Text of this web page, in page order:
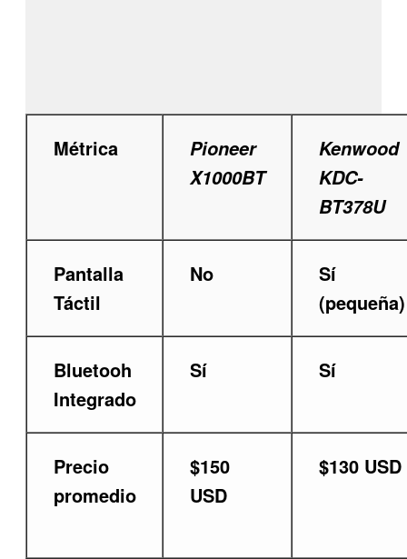
Métrica
Pioneer
X1000BT
Kenwood
KDC-
BT378U
Pantalla
Táctil
No
Sí
(pequeña)
Bluetooh
Integrado
Sí Sí
Precio
promedio
$150
USD
$130 USD